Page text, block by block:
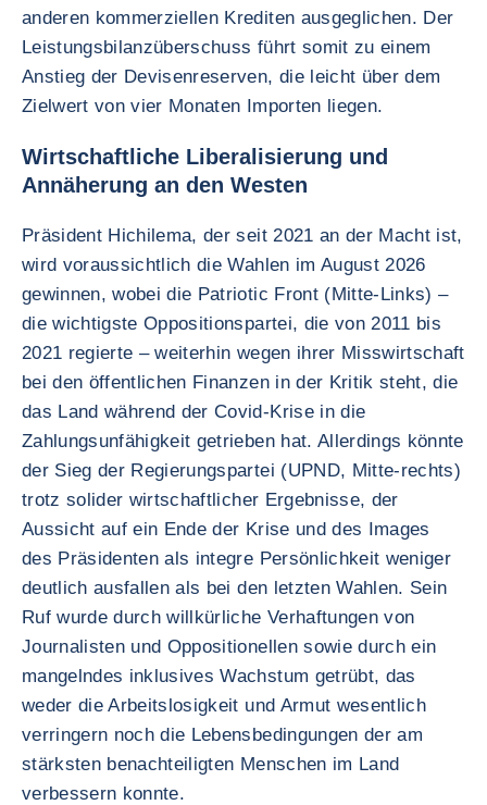
anderen kommerziellen Krediten ausgeglichen. Der
Leistungsbilanzüberschuss führt somit zu einem
Anstieg der Devisenreserven, die leicht über dem
Zielwert von vier Monaten Importen liegen.
Wirtschaftliche Liberalisierung und
Annäherung an den Westen
Präsident Hichilema, der seit 2021 an der Macht ist,
wird voraussichtlich die Wahlen im August 2026
gewinnen, wobei die Patriotic Front (Mitte-Links) –
die wichtigste Oppositionspartei, die von 2011 bis
2021 regierte – weiterhin wegen ihrer Misswirtschaft
bei den öffentlichen Finanzen in der Kritik steht, die
das Land während der Covid-Krise in die
Zahlungsunfähigkeit getrieben hat. Allerdings könnte
der Sieg der Regierungspartei (UPND, Mitte-rechts)
trotz solider wirtschaftlicher Ergebnisse, der
Aussicht auf ein Ende der Krise und des Images
des Präsidenten als integre Persönlichkeit weniger
deutlich ausfallen als bei den letzten Wahlen. Sein
Ruf wurde durch willkürliche Verhaftungen von
Journalisten und Oppositionellen sowie durch ein
mangelndes inklusives Wachstum getrübt, das
weder die Arbeitslosigkeit und Armut wesentlich
verringern noch die Lebensbedingungen der am
stärksten benachteiligten Menschen im Land
verbessern konnte.